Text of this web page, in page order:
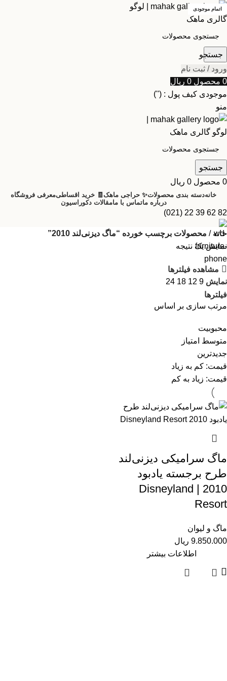
جستجو
ورود / ثبت نام
0 محصول 0 ریال
موجودی کیف پول : ('')
منو
جستجو
0 محصول 0 ریال
خانهدسته بندی محصولات✨ حراجی ماهک 🧾 خرید اقساطیمعرفی فروشگاه
درباره ماتماس با مامقالات دکوراسیون
82 62 39 22 (021)
خانه
محصولات برچسب خورده “ماگ دیزنی‌لند 2010”
نمایش یک نتیجه
مشاهده فیلترها
نمایش 9
12
18
24
فیلترها
مرتب سازی بر اساس
محبوبیت
متوسط امتیاز
جدیدترین
قیمت: کم به زیاد
قیمت: زیاد به کم
اتمام موجودی
ماگ سرامیکی دیزنی‌لند
طرح برجسته یادبود
2010 | Disneyland
Resort
ماگ و لیوان
9.850.000 ریال
اطلاعات بیشتر